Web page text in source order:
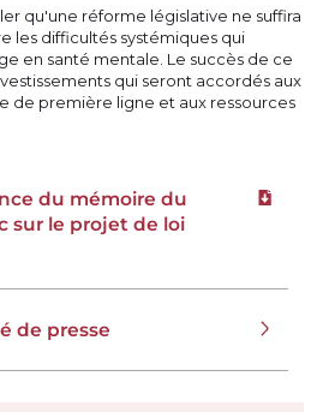
qu'une réforme législative ne suffira
les difficultés systémiques qui
en santé mentale. Le succès de ce
qui seront accordés aux
de première ligne et aux ressources
du mémoire du
sur le projet de loi
de presse